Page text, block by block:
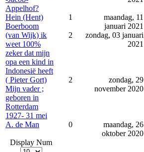
Appelhof?
Hein (Hent)
Boerboom
1
maandag, 11
januari 2021
(van Wijk) ik
weet 100%
zeker dat mijn
opa een kind in
Indonesië heeft
2
zondag, 03 januari
2021
( Pieter Gort)
Mijn vader ;
geboren in
Rotterdam
1927- 31 mei
2
zondag, 29
november 2020
A. de Man 0
maandag, 26
oktober 2020
Display Num